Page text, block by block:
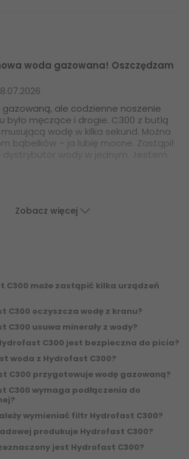
woda gazowana! Oszczędzam
ale codzienne noszenie
było męczące i drogie. C300 z butlą
wodę w kilka sekund. Można
bąbelków – ja lubię mocne. Zastąpił
Zobacz więcej
C300 może zastąpić kilka urządzeń
C300 oczyszcza wodę z kranu?
C300 usuwa minerały z wody?
C300 jest bezpieczna do picia?
woda z Hydrofast C300?
C300 przygotowuje wodę gazowaną?
C300 wymaga podłączenia do
wymieniać filtr Hydrofast C300?
produkuje Hydrofast C300?
jest Hydrofast C300?